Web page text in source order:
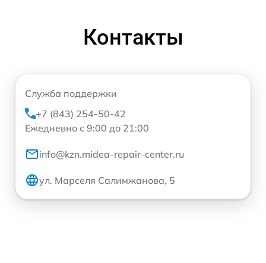
Контакты
Служба поддержки
+7 (843) 254-50-42
Ежедневно с 9:00 до 21:00
info@kzn.midea-repair-center.ru
ул. Марселя Салимжанова, 5